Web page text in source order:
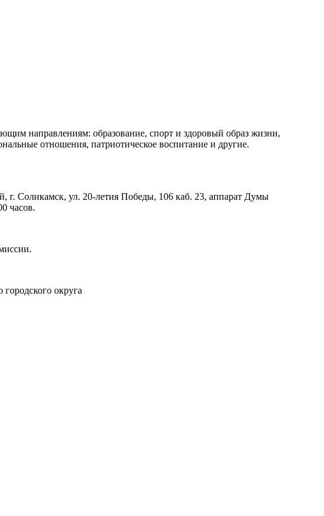
направлениям: образование, спорт и здоровый образ жизни,
отношения, патриотическое воспитание и другие.
г. Соликамск, ул. 20-летия Победы, 106 каб. 23, аппарат Думы
часов.
округа